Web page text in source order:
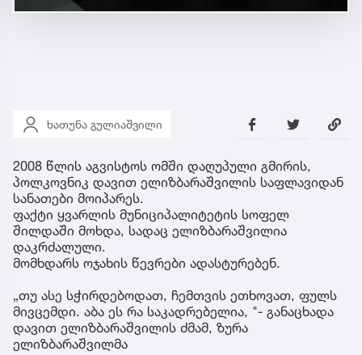
ხათუნა გულიაშვილი
2008 წლის აგვისტოს ომში დაღუპული გმირის,
პოლკოვნიკ დავით ელიზბარაშვილის საფლავიდან
სანათები მოიპარეს.
ფაქტი ყვარლის მუნიციპალიტეტის სოფელ
შილდაში მოხდა, სადაც ელიზბარაშვილია
დაკრძალული.
მომხდარს ოჯახის წევრები ადასტურებენ.
„თუ ასე სჭირდებოდათ, ჩემთვის ეთხოვათ, ფულს
მივცემდი. აბა ეს რა საკადრებელია, "- განაცხადა
დავით ელიზბარაშვილის ძმამ, ზურა
ელიზბარაშვილმა